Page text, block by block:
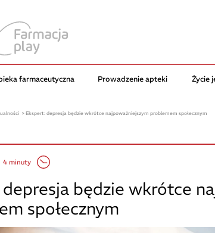
farmaceutyczna Prowadzenie apteki Życie
Ekspert: depresja będzie wkrótce najpoważniejszym problemem społecznym
4 minuty
będzie wkrótce
społecznym